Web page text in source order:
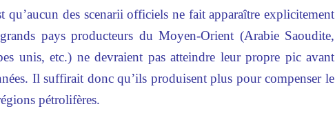
qu’aucun des scenarii officiels ne fait apparaître explicitement
pays producteurs du Moyen-Orient (Arabie Saoudite,
unis, etc.) ne devraient pas atteindre leur propre pic avant
Il suffirait donc qu’ils produisent plus pour compenser le
pétrolifères.